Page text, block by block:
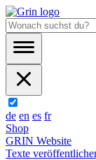
de en es fr
Shop
GRIN Website
Texte